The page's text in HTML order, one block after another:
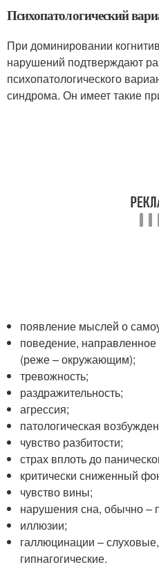
Психопатологический
При доминировании
нарушений подтверждают
психопатологического
синдрома. Он имеет такие
появление мыслей о
поведение,
(реже – окружающим);
тревожность;
раздражительность;
агрессия;
патологическая
чувство разбитости;
страх вплоть до
критически сниженный
чувство вины;
нарушения сна, обычно –
иллюзии;
галлюцинации –
гипнагогические.